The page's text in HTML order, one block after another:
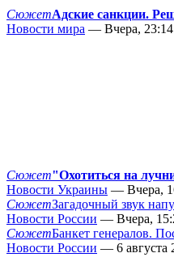
СюжетАдские санкции.
Новости мира — Вчера, 23:14
Сюжет"Охотиться на
Новости Украины — Вчера,
СюжетЗагадочный звук
Новости России — Вчера,
СюжетБанкет генералов.
Новости России — 6 августа